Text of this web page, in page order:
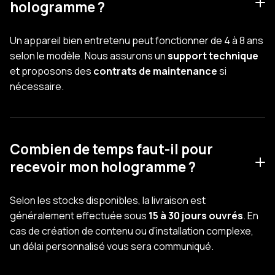
hologramme ?
Un appareil bien entretenu peut fonctionner de 4 à 8 ans
selon le modèle. Nous assurons unsupport technique
et proposons des contrats de maintenancesi
nécessaire.
Combien de temps faut-il pour
recevoir mon hologramme ?
Selon les stocks disponibles, la livraison est
généralement effectuée sous 15 à 30 jours ouvrés. En
cas de création de contenu ou d’installation complexe,
un délai personnalisé vous sera communiqué.